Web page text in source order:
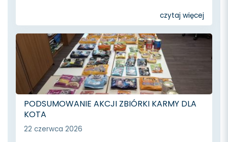
czytaj więcej
PODSUMOWANIE AKCJI ZBIÓRKI KARMY DLA
KOTA
22 czerwca 2026